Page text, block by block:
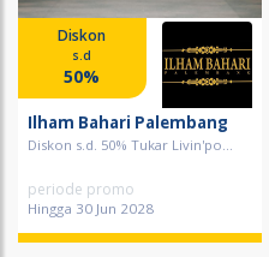
Diskon
s.d
50%
Ilham Bahari Palembang
Diskon s.d. 50% Tukar Livin'po...
periode promo
Hingga 30 Jun 2028